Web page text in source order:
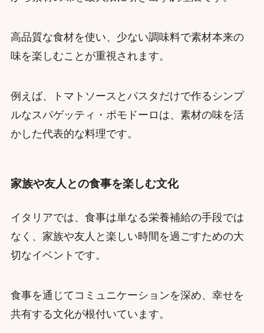
高品質な食材を使い、少ない調味料で素材本来の
味を楽しむことが重視されます。
例えば、トマトソースとパスタだけで作るシンプ
ルなスパゲッティ・ポモドーロは、素材の味を活
かした代表的な料理です。
家族や友人との食事を楽しむ文化
イタリアでは、食事は単なる栄養補給の手段では
なく、家族や友人と楽しい時間を過ごすための大
切なイベントです。
食事を通じてコミュニケーションを深め、幸せを
共有する文化が根付いています。